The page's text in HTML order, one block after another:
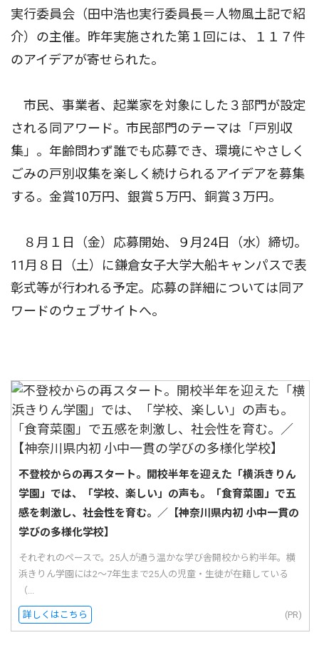
実行委員会（田中浩也実行委員長＝人物風土記で紹
介）の主催。昨年実施された第１回には、１１７件
のアイデアが寄せられた。
市民、事業者、起業家を対象にした３部門が設定
される同アワード。市民部門のテーマは「戸別収
集」。年齢問わず誰でも応募でき、環境にやさしく
ごみの戸別収集を楽しく続けられるアイデアを募集
する。金賞10万円、銀賞５万円、銅賞３万円。
８月１日（金）応募開始、９月24日（水）締切。
11月８日（土）に鎌倉女子大学大船キャンパスで表
彰式等が行われる予定。応募の詳細については同ア
ワードのウェブサイトへ。
不登校からの再スタート。開校半年を迎えた「横浜きりん
学園」では、「学校、楽しい」の声も。「食育菜園」で五
感を刺激し、社会性を育む。／【神奈川県内初 小中一貫の
学びの多様化学校】
それぞれのペースで。25人が通う温かな学び舎開校から約半年。横
浜きりん学園には2〜7年生まで25人の児童・生徒が在籍している
（...
詳しくはこちら (PR)